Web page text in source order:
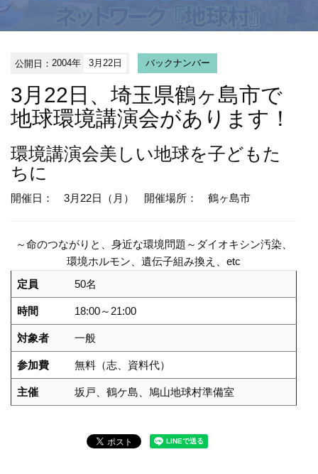
公開日：2004年 3月22日 バックナンバー
3月22日、埼玉県鶴ヶ島市で
地球環境講演会があります！
環境講演会美しい地球を子どもた
ちに
開催日： 3月22日（月） 開催場所： 鶴ヶ島市
～命のつながりと、身近な環境問題～ダイオキシン汚染、
環境ホルモン、遺伝子組み換え、etc
定員
50名
時間 18:00～21:00
対象者 一般
参加費 無料（志、資料代）
主催 坂戸、鶴ケ島、鳩山地球村準備室